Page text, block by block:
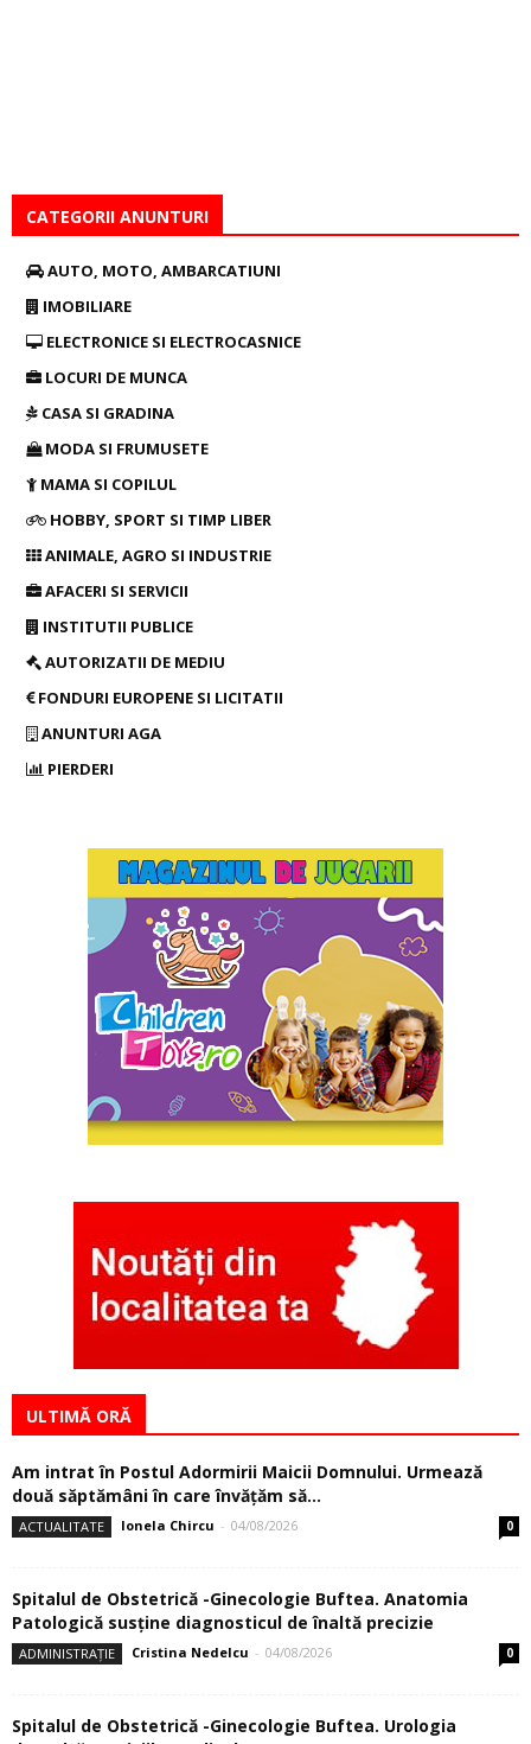
CATEGORII ANUNTURI
AUTO, MOTO, AMBARCATIUNI
IMOBILIARE
ELECTRONICE SI ELECTROCASNICE
LOCURI DE MUNCA
CASA SI GRADINA
MODA SI FRUMUSETE
MAMA SI COPILUL
HOBBY, SPORT SI TIMP LIBER
ANIMALE, AGRO SI INDUSTRIE
AFACERI SI SERVICII
INSTITUTII PUBLICE
AUTORIZATII DE MEDIU
FONDURI EUROPENE SI LICITATII
ANUNTURI AGA
PIERDERI
ULTIMĂ ORĂ
Am intrat în Postul Adormirii Maicii Domnului. Urmează
două săptămâni în care învăţăm să...
ACTUALITATE Ionela Chircu - 04/08/2026 0
Spitalul de Obstetrică -Ginecologie Buftea. Anatomia
Patologică susţine diagnosticul de înaltă precizie
ADMINISTRAȚIE Cristina Nedelcu - 04/08/2026 0
Spitalul de Obstetrică -Ginecologie Buftea. Urologia